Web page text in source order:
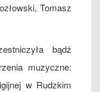
Tomasz
bądź
muzyczne:
w Rudzkim